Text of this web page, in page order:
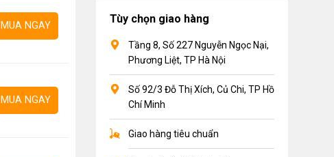
MUA NGAY
MUA NGAY
Tùy chọn giao hàng
Tầng 8, Số 227 Nguyễn Ngọc Nại,
Phương Liệt, TP Hà Nội
Số 92/3 Đỗ Thị Xích, Củ Chi, TP Hồ
Chí Minh
Giao hàng tiêu chuẩn